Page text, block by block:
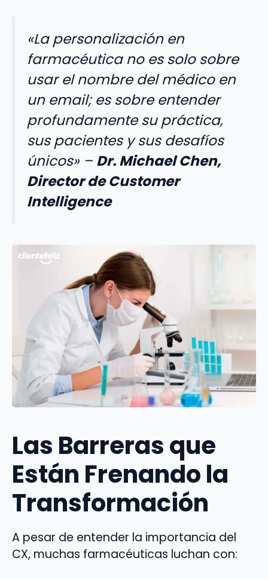
«La personalización en
farmacéutica no es solo sobre
usar el nombre del médico en
un email; es sobre entender
profundamente su práctica,
sus pacientes y sus desafíos
únicos»– Dr. Michael Chen,
Director de Customer
Intelligence
Las Barreras que
Están Frenando la
Transformación
A pesar de entender la importancia del
CX, muchas farmacéuticas luchan con: